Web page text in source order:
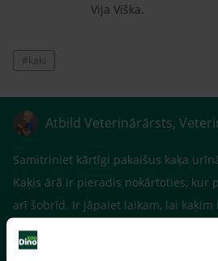
Vija Viška.
#kaki
Atbild Veterinārārsts,
Samitriniet kārtīgi pakaišus kaķa
Kaķis ārā ir pieradis nokārtoties, kur
arī šobrīd. Ir jāpaiet laikam, lai
kastē.